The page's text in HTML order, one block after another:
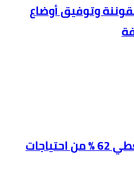
لقوننة وتوفيق أوضاع
قطاع الصناعات الغذائية يغطي 62 % من احتياجات